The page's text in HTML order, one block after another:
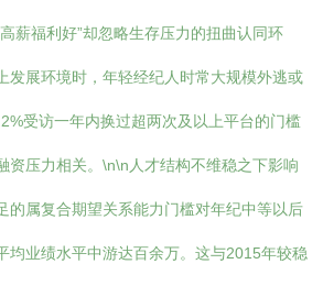
薪福利好”却忽略生存压力的扭曲认同环
发展环境时，年轻经纪人时常大规模外逃或
受访一年内换过超两次及以上平台的门槛
资压力相关。\n\n人才结构不维稳之下影响
属复合期望关系能力门槛对年纪中等以后
均业绩水平中游达百余万。这与2015年较稳